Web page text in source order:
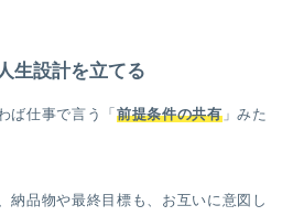
生設計を立てる
ば仕事で言う「 前提条件の共有」みた
納品物や最終目標も、お互いに意図し